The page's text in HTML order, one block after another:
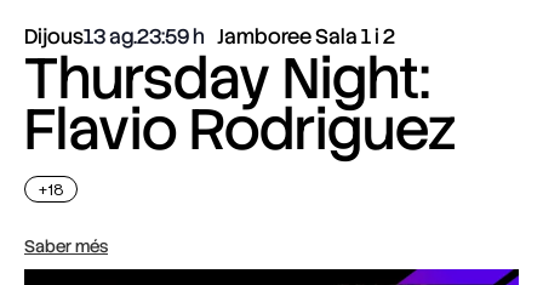
Dijous13 ag.23:59 Jamboree Sala 1 i 2
Thursday Night:
Flavio Rodriguez
+18
Saber més